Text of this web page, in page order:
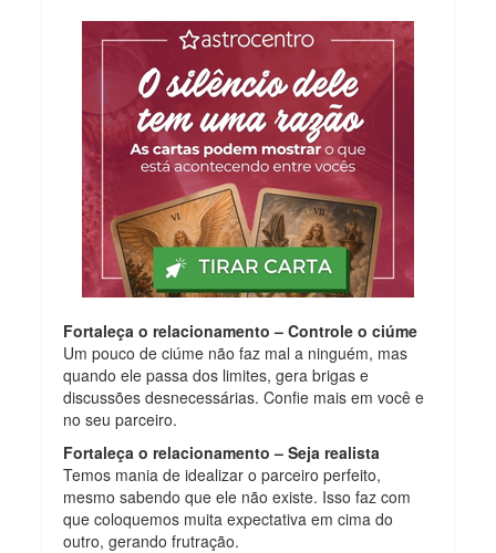
Fortaleça o relacionamento – Controle o ciúme
Um pouco de ciúme não faz mal a ninguém, mas
quando ele passa dos limites, gera brigas e
discussões desnecessárias. Confie mais em você e
no seu parceiro.
Fortaleça o relacionamento – Seja realista
Temos mania de idealizar o parceiro perfeito,
mesmo sabendo que ele não existe. Isso faz com
que coloquemos muita expectativa em cima do
outro, gerando frutração.